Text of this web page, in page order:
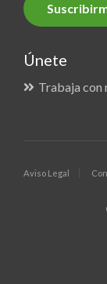
Únete
Trabaja con
Aviso Legal